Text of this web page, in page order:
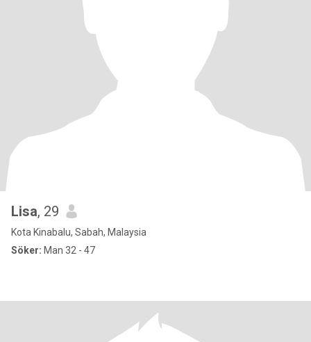
Lisa, 29
Kota Kinabalu, Sabah, Malaysia
Söker: Man 32 - 47